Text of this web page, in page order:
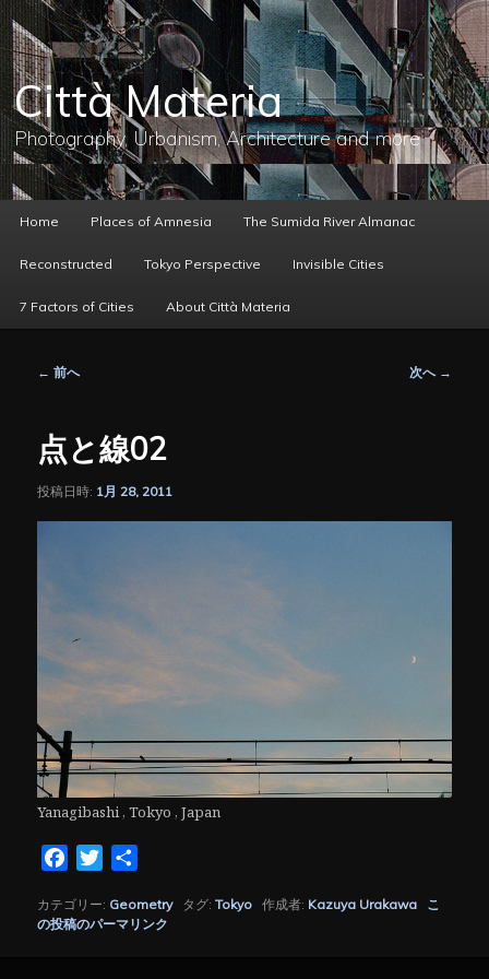
メ
イ
ン
コ
ン
テ
ン
へ
移
動
Città Materia
Photography, Urbanism, Architecture and more
ー
Home Places of Amnesia The Sumida River Almanac
Reconstructed Tokyo Perspective Invisible Cities
7 Factors of Cities About Città Materia
ビ
ゲ
ー
シ
← 前へ 次へ →
点と線02
投稿日時: 1月 28, 2011
Yanagibashi , Tokyo , Japan
FacebookTwitter
カテゴリー: Geometryタグ:Tokyo 作成者: Kazuya Urakawa
こ
の投稿のパーマリンク